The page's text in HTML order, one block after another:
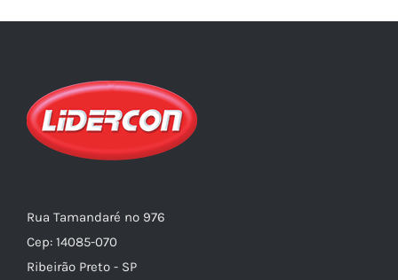
Rua Tamandaré nº 976
Cep: 14085-070
Ribeirão Preto - SP